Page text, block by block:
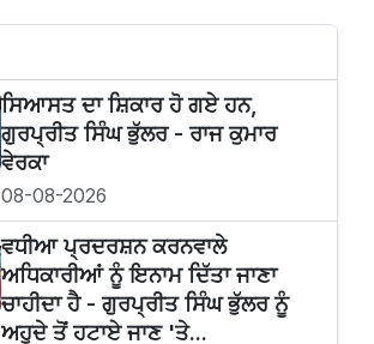
ਸਿਆਸਤ ਦਾ ਸ਼ਿਕਾਰ ਹੋ ਗਏ ਹਨ,
ਗੁਰਪ੍ਰੀਤ ਸਿੰਘ ਭੁੱਲਰ - ਰਾਜ ਕੁਮਾਰ
ਵੇਰਕਾ
08-08-2026
ਵਧੀਆ ਪ੍ਰਦਰਸ਼ਨ ਕਰਨਵਾਲੇ
ਅਧਿਕਾਰੀਆਂ ਨੂੰ ਇਨਾਮ ਦਿੱਤਾ ਜਾਣਾ
ਚਾਹੀਦਾ ਹੈ - ਗੁਰਪ੍ਰੀਤ ਸਿੰਘ ਭੁੱਲਰ ਨੂੰ
ਅਹੁਦੇ ਤੋਂ ਹਟਾਏ ਜਾਣ 'ਤੇ...